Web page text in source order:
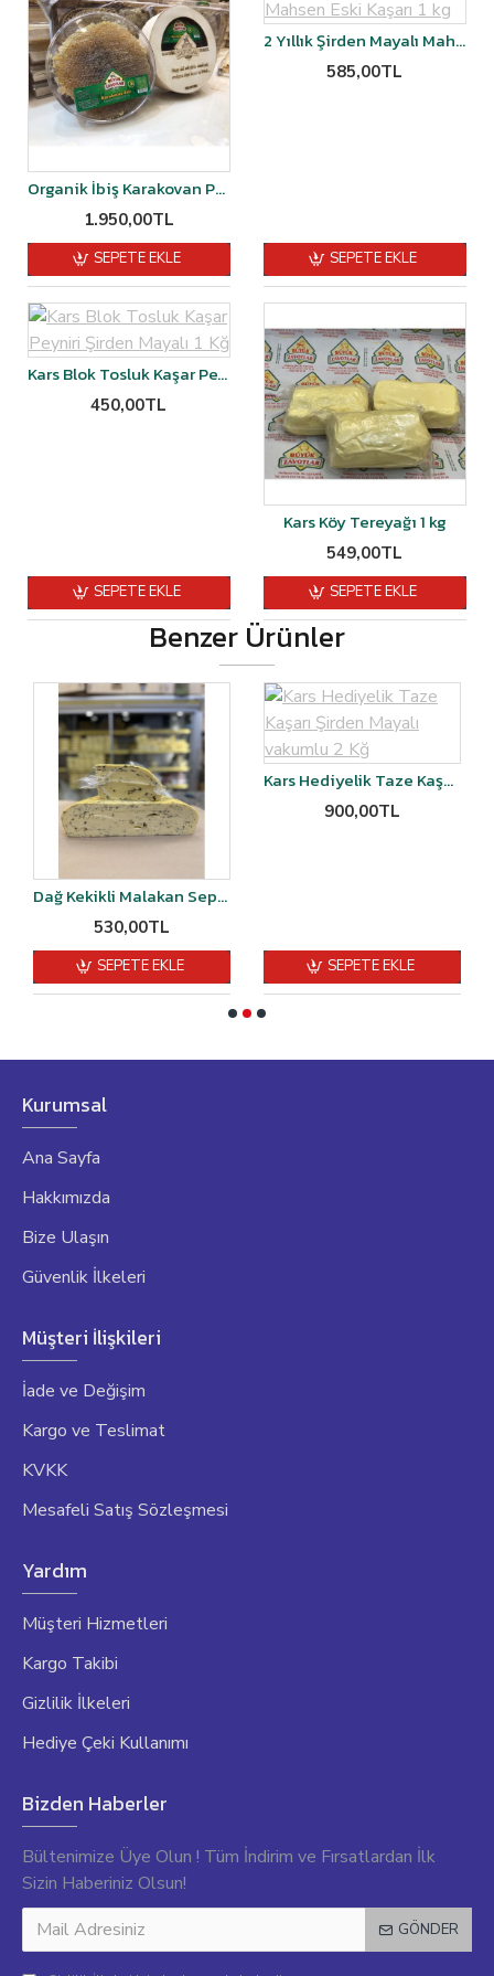
Organik İbiş Karakovan Petekli Balı 1.450-1.500 Kg
1.950,00TL
SEPETE EKLE
2 Yıllık Şirden Mayalı Mahsen Eski Kaşarı 1 kg
585,00TL
SEPETE EKLE
Kars Blok Tosluk Kaşar Peyniri Şirden Mayalı 1 Kğ
450,00TL
SEPETE EKLE
Kars Köy Tereyağı 1 kg
549,00TL
SEPETE EKLE
Benzer Ürünler
Dağ Kekikli Malakan Sepet Kaşar Peyniri Şirden Mayalı- 1kg
530,00TL
SEPETE EKLE
Kars Hediyelik Taze Kaşarı Şirden Mayalı vakumlu 2 Kğ
900,00TL
SEPETE EKLE
Kurumsal
Ana Sayfa
Hakkımızda
Bize Ulaşın
Güvenlik İlkeleri
Müşteri İlişkileri
İade ve Değişim
Kargo ve Teslimat
KVKK
Mesafeli Satış Sözleşmesi
Yardım
Müşteri Hizmetleri
Kargo Takibi
Gizlilik İlkeleri
Hediye Çeki Kullanımı
Bizden Haberler
Bültenimize Üye Olun ! Tüm İndirim ve Fırsatlardan İlk
Sizin Haberiniz Olsun!
GÖNDER